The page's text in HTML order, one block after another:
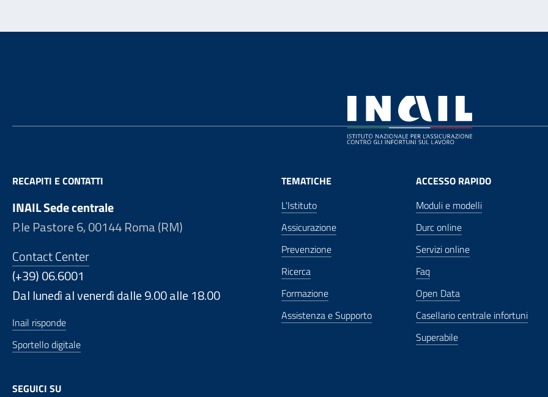
RECAPITI E CONTATTI
INAIL Sede centrale
P.le Pastore 6, 00144 Roma (RM)
Contact Center
(+39) 06.6001
Dal lunedì al venerdì dalle 9.00 alle 18.00
Inail risponde
Sportello digitale
SEGUICI SU
TEMATICHE
L'Istituto
Assicurazione
Prevenzione
Ricerca
Formazione
Assistenza e Supporto
ACCESSO RAPIDO
Moduli e modelli
Durc online
Servizi online
Faq
Open Data
Casellario centrale infortuni
Superabile